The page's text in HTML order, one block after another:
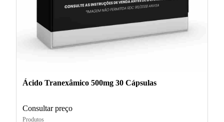
Ácido Tranexâmico 500mg 30 Cápsulas
Consultar preço
Produtos